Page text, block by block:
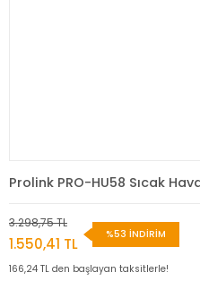
Prolink PRO-HU58 Sıcak
3.298,75 TL
1.550,41 TL
%53 İNDİRİM
166,24 TL den başlayan taksitlerle!